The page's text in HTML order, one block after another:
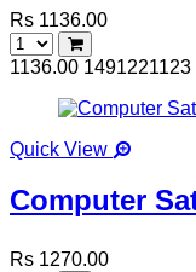
Rs 1136.00
1136.00 1491221123
Quick View
Computer
Rs 1270.00